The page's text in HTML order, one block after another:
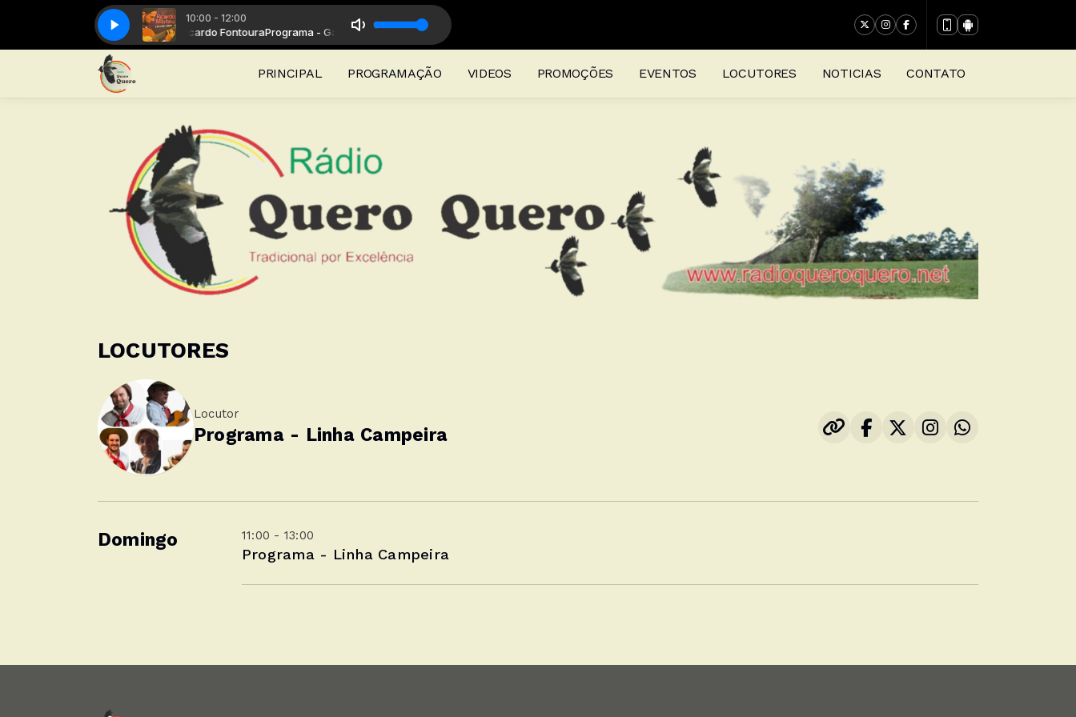
10:00 - 12:00
- Galpão de Campanha com Ricardo FontouraPrograma - Galpão de Campanha com Ricardo Fontoura
Romance de Um Peão PosteiroRomance de Um Peão Posteiro
PRINCIPAL PROGRAMAÇÃO VIDEOS PROMOÇÕES EVENTOS LOCUTORES NOTICIAS CONTATO
LOCUTORES
Locutor
Programa - Linha Campeira
Domingo 11:00 - 13:00
Programa - Linha Campeira